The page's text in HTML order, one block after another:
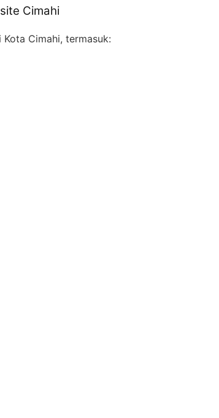
Cimahi
Cimahi, termasuk: